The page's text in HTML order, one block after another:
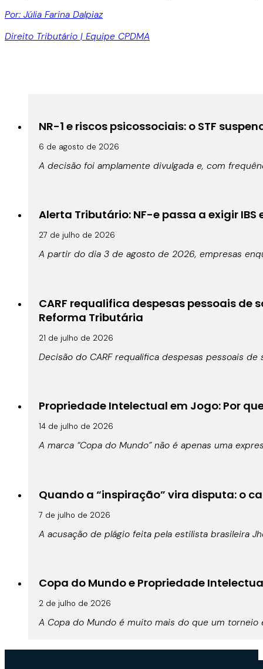
Por: Júlia Farina Dalpiaz
Direito Tributário | Equipe CPDMA
NR-1 e riscos psicossociais: o STF
6 de agosto de 2026
A decisão foi amplamente divulgada e, com
Alerta Tributário: NF-e passa a exigir IBS
27 de julho de 2026
A partir do dia 3 de agosto de 2026, empresas
CARF requalifica despesas pessoais
Reforma Tributária
21 de julho de 2026
Decisão do CARF requalifica despesas pessoais
Propriedade Intelectual em Jogo: Por
14 de julho de 2026
A marca “Copa do Mundo” não é apenas uma
Quando a “inspiração” vira disputa: o
7 de julho de 2026
A acusação de plágio feita pela estilista brasileira
Copa do Mundo e Propriedade
2 de julho de 2026
A Copa do Mundo é muito mais do que um